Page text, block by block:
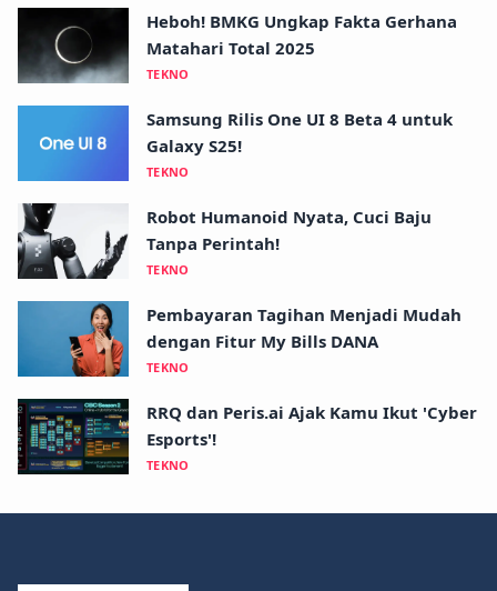
Heboh! BMKG Ungkap Fakta Gerhana
Matahari Total 2025
TEKNO
Samsung Rilis One UI 8 Beta 4 untuk
Galaxy S25!
TEKNO
Robot Humanoid Nyata, Cuci Baju
Tanpa Perintah!
TEKNO
Pembayaran Tagihan Menjadi Mudah
dengan Fitur My Bills DANA
TEKNO
RRQ dan Peris.ai Ajak Kamu Ikut 'Cyber
Esports'!
TEKNO